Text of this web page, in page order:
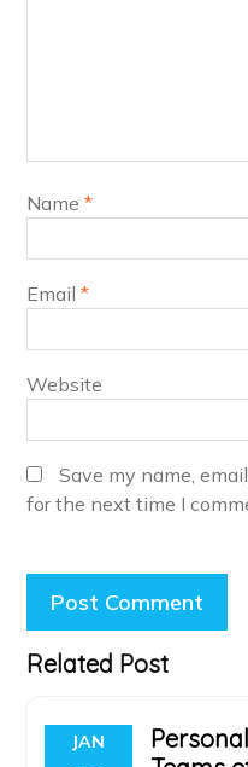
Name *
Email *
Website
Save my name,
for the next time I
Related Post
JAN